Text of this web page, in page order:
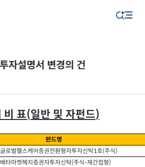
자설명서 변경의 건
비 표(일반 및 자펀드)
펀드명
로벌헬스케어증권전환형자투자신탁1호(주식)
타마켓헤지증권자투자신탁(주식-재간접형)